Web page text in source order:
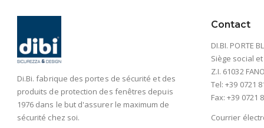
Di.Bi. fabrique des portes de sécurité et des
produits de protection des fenêtres depuis
1976 dans le but d'assurer le maximum de
sécurité chez soi.
Contact
DI.BI. PORTE
Siège social
Z.I. 61032
Tel: +39 0721
Fax: +39 0721
Courrier